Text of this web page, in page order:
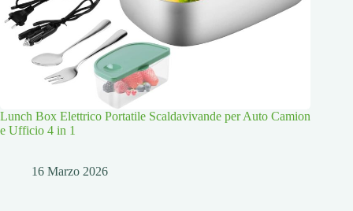
Lunch Box Elettrico Portatile Scaldavivande per Auto Camion
e Ufficio 4 in 1
16 Marzo 2026